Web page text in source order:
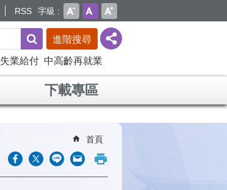
RSS 字級
進階搜尋
失業給付 中高齡再就業
下載專區
首頁